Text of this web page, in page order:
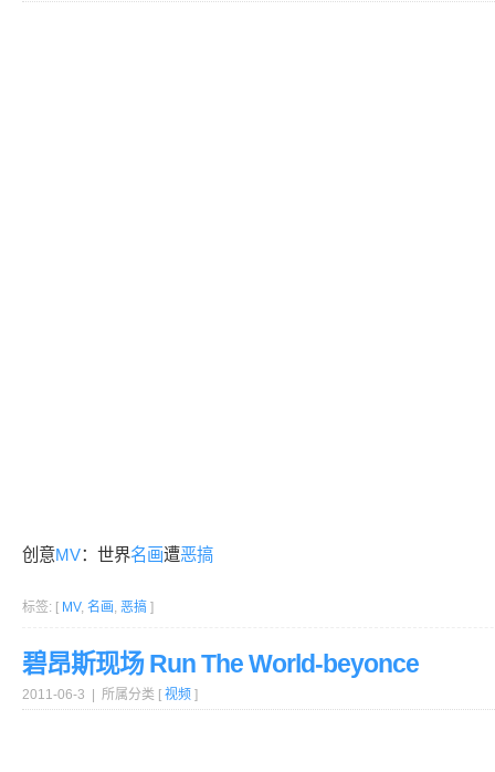
创意MV：世界名画遭恶搞
标签: [ MV, 名画, 恶搞 ]
碧昂斯现场 Run The World-beyonce
2011-06-3 | 所属分类 [ 视频 ]